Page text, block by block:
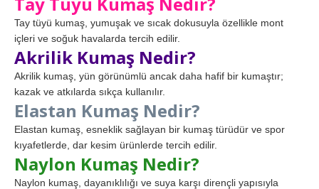
Tay tüyü kumaş, yumuşak ve sıcak dokusuyla özellikle mont
içleri ve soğuk havalarda tercih edilir.
Akrilik Kumaş Nedir?
Akrilik kumaş, yün görünümlü ancak daha hafif bir kumaştır;
kazak ve atkılarda sıkça kullanılır.
Elastan Kumaş Nedir?
Elastan kumaş, esneklik sağlayan bir kumaş türüdür ve spor
kıyafetlerde, dar kesim ürünlerde tercih edilir.
Naylon Kumaş Nedir?
Naylon kumaş, dayanıklılığı ve suya karşı dirençli yapısıyla